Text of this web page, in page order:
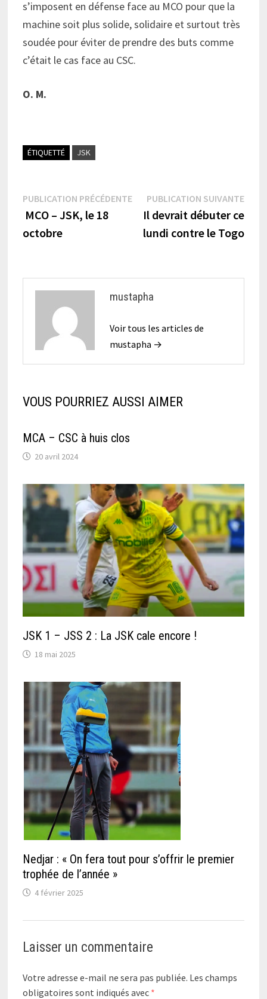
s’imposent en défense face au MCO pour que la
machine soit plus solide, solidaire et surtout très
soudée pour éviter de prendre des buts comme
c’était le cas face au CSC.
O. M.
ÉTIQUETTÉ JSK
Navigation
de
PUBLICATION PRÉCÉDENTEPublication
précédente :
MCO – JSK, le 18
octobre
PUBLICATION SUIVANTE
Il devrait débuter ce
lundi contre le Togo
mustapha
Voir tous les articles de
mustapha →
VOUS POURRIEZ AUSSI AIMER
MCA – CSC à huis clos
20 avril 2024
JSK 1 – JSS 2 : La JSK cale encore !
18 mai 2025
Nedjar : « On fera tout pour s’offrir le premier
trophée de l’année »
4 février 2025
Laisser un commentaire
Votre adresse e-mail ne sera pas publiée. Les champs
obligatoires sont indiqués avec *